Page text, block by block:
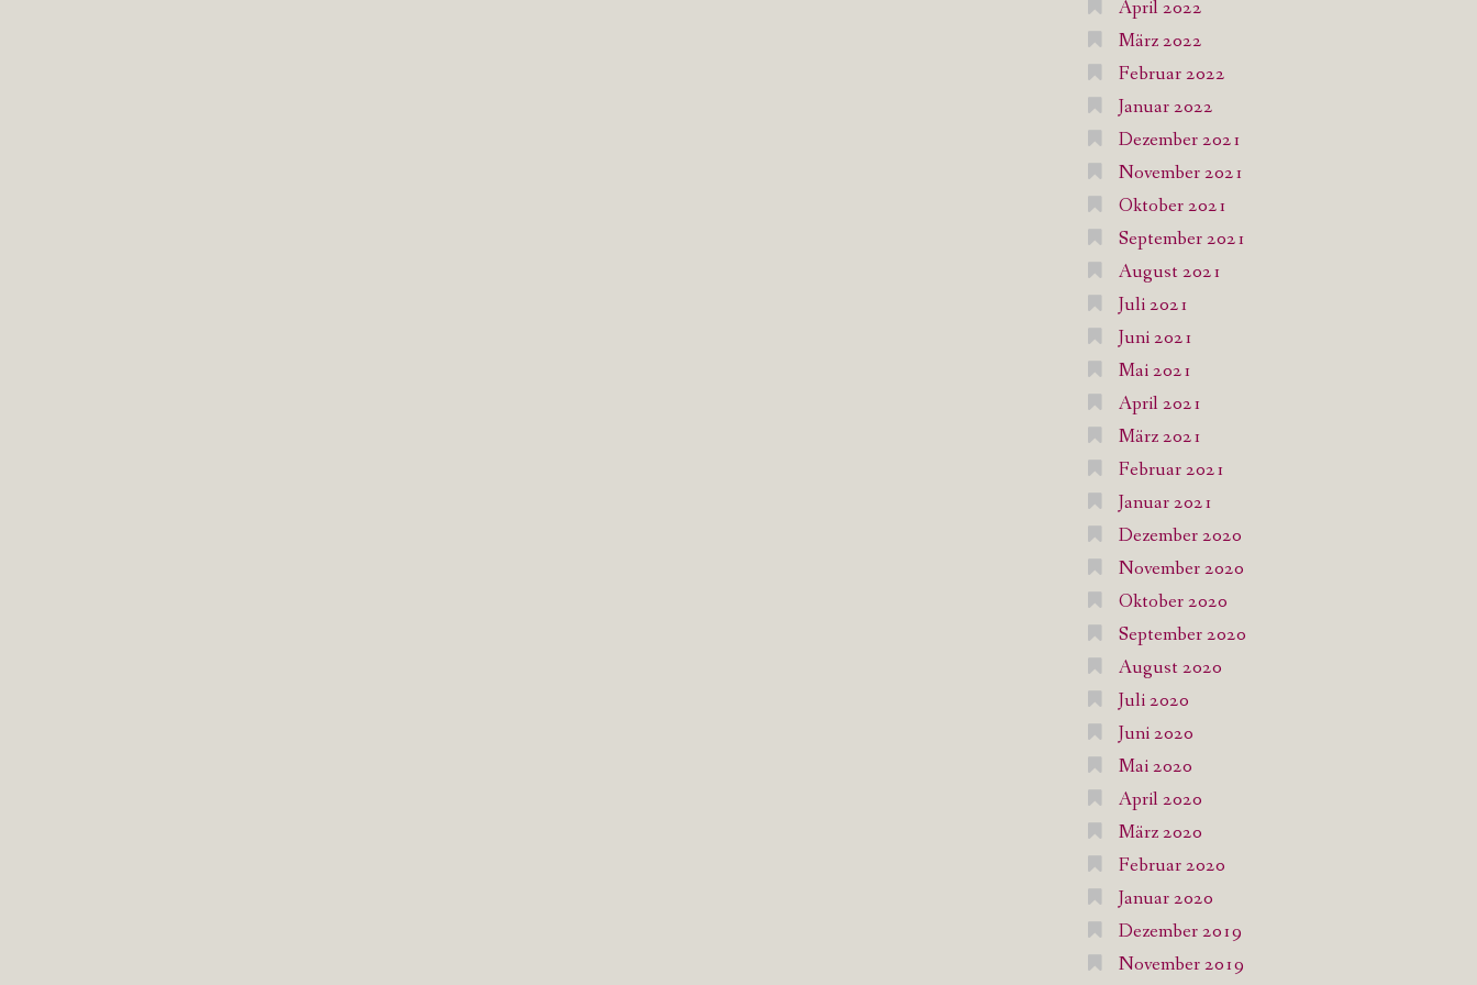
April 2022
März 2022
Februar 2022
Januar 2022
Dezember 2021
November 2021
Oktober 2021
September 2021
August 2021
Juli 2021
Juni 2021
Mai 2021
April 2021
März 2021
Februar 2021
Januar 2021
Dezember 2020
November 2020
Oktober 2020
September 2020
August 2020
Juli 2020
Juni 2020
Mai 2020
April 2020
März 2020
Februar 2020
Januar 2020
Dezember 2019
November 2019